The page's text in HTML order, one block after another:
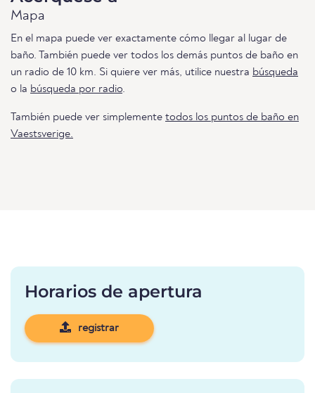
Mapa
En el mapa puede ver exactamente cómo llegar al lugar de
baño. También puede ver todos los demás puntos de baño en
un radio de 10 km. Si quiere ver más, utilice nuestra búsqueda
o la búsqueda por radio.
También puede ver simplemente todos los puntos de baño en
Vaestsverige.
Horarios de apertura
registrar